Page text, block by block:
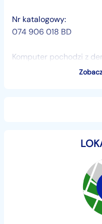
Nr katalogowy:
074 906 018 BD
Komputer pochodzi z